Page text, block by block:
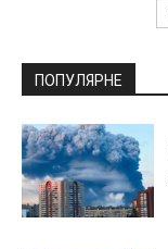
ПОПУЛЯРНЕ